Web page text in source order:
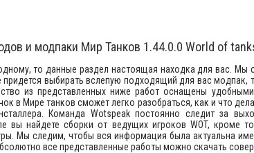
и модпаки Мир Танков 1.44.0.0 World of
то данные раздел настоящая находка для вас. Мы
выбирать вслепую подходящий для вас модпак,
из представленных ниже работ оснащены
в Мире танков сможет легко разобраться, как и что
Команда Wotspeak постоянно следит за
вы найдете сборки от ведущих игроков WOT, кроме
Мы следим, чтобы вся информация была актуальна
все представленные работы можно скачать